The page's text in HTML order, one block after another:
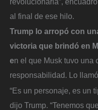
al final de ese hilo.
Trump lo arropó con
victoria que brindó en
en el que Musk tuvo una
responsabilidad. Lo
“Es un personaje, es un
dijo Trump. “Tenemos